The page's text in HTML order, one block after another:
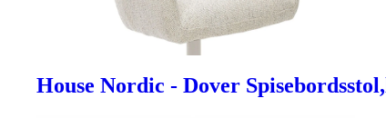
House Nordic - Dover